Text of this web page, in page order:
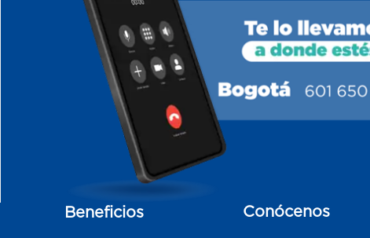
Beneficios Conócenos